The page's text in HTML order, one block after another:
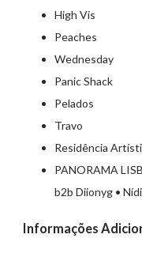
High Vis
Peaches
Wednesday
Panic Shack
Pelados
Travo
Residência
PANORAMA
b2b Diionyg •
Informações